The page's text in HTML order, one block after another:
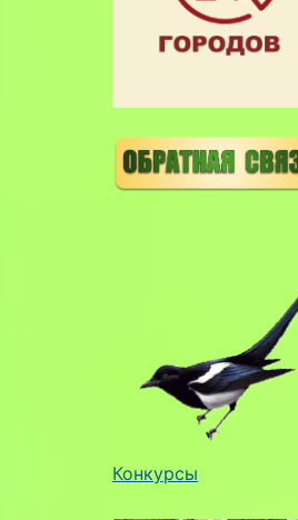
Конкурсы